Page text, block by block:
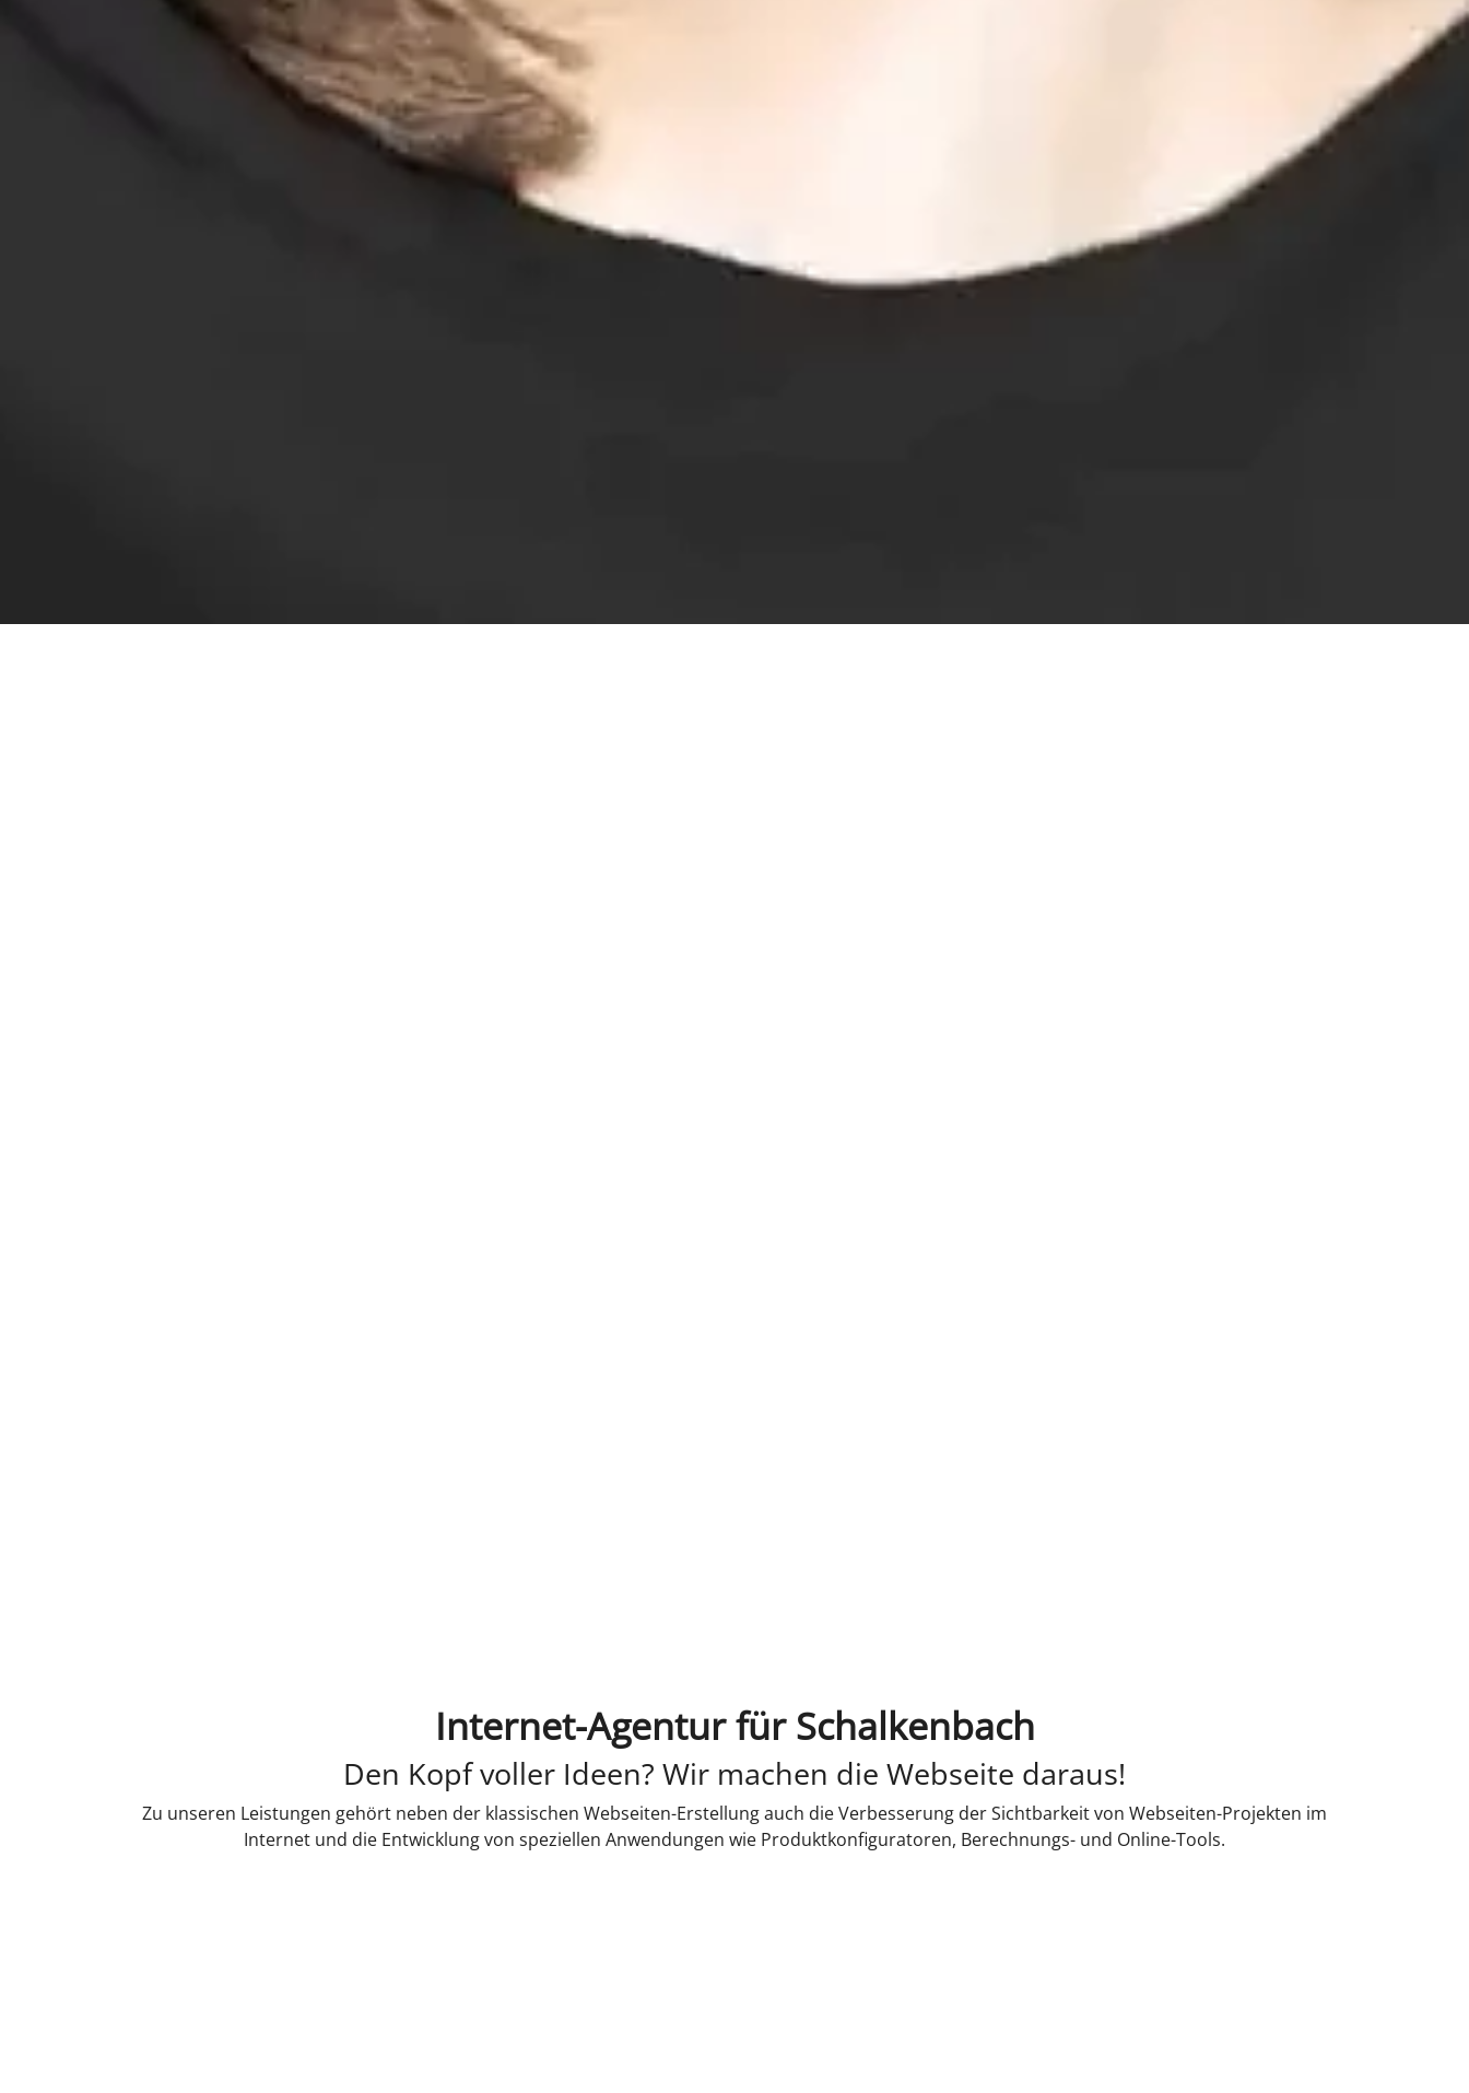
Internet-Agentur für Schalkenbach
Den Kopf voller Ideen? Wir machen die Webseite daraus!
Zu unseren Leistungen gehört neben der klassischen Webseiten-Erstellung auch die Verbesserung der Sichtbarkeit von Webseiten-Projekten im
Internet und die Entwicklung von speziellen Anwendungen wie Produktkonfiguratoren, Berechnungs- und Online-Tools.